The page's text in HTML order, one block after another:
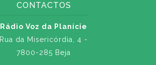
CONTACTOS
Rádio Voz da Planície
Rua da Misericórdia, 4 -
7800-285 Beja